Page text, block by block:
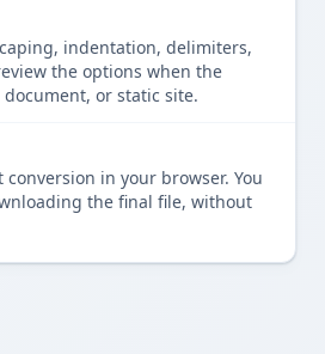
indentation, delimiters,
or static site.
in your browser. You
the final file, without